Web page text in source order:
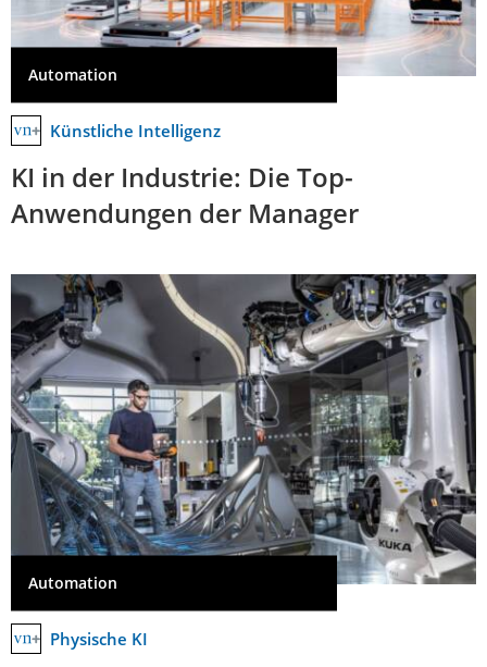
Automation
Künstliche Intelligenz
KI in der Industrie: Die Top-
Anwendungen der Manager
Automation
Physische KI